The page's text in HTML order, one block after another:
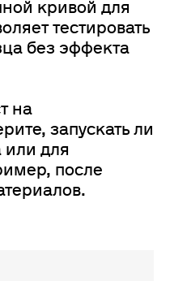
кривой для
тестировать
без эффекта
на
запускать ли
или для
после